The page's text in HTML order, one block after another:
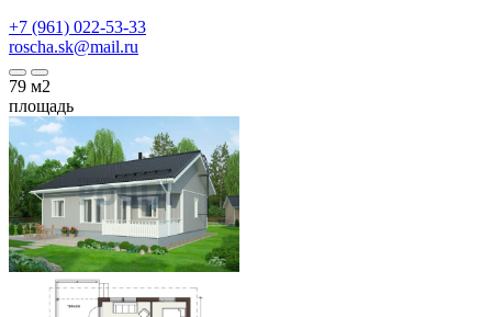
+7 (961) 022-53-33
roscha.sk@mail.ru
79 м2
площадь